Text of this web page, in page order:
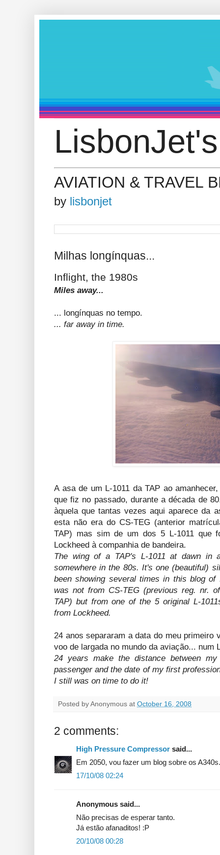
AVIATION & TRAVEL
by lisbonjet
Milhas longínquas...
Inflight, the 1980s
Miles away...
... longínquas no tempo.
... far away in time.
A asa de um L-1011 da TAP ao
que fiz no passado, durante a década de
àquela que tantas vezes aqui aparece da
esta não era do CS-TEG (anterior
TAP) mas sim de um dos 5 L-1011 que
Lockheed à companhia de bandeira.
The wing of a TAP's L-1011 at dawn in
somewhere in the 80s. It's one (beautiful)
been showing several times in this blog of
was not from CS-TEG (previous reg. nr.
TAP) but from one of the 5 original L-
from Lockheed.
24 anos separaram a data do meu primeiro
voo de largada no mundo da aviação... num
24 years make the distance between
passenger and the date of my first
I still was on time to do it!
Posted by Anonymous at October 16, 2008
2 comments:
High Pressure Compressor said...
Em 2050, vou fazer um blog sobre os
17/10/08 02:24
Anonymous said...
Não precisas de esperar tanto.
Já estão afanaditos! :P
20/10/08 00:28